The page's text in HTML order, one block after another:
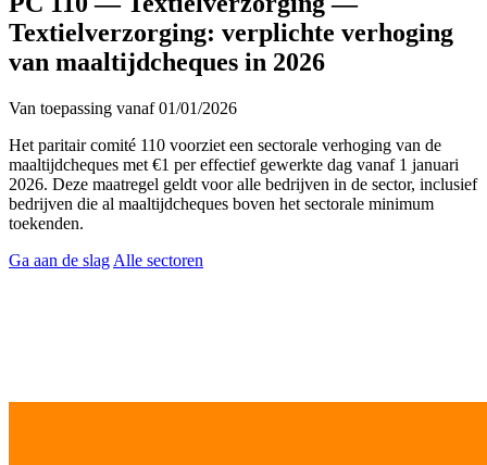
Textielverzorging: verplichte verhoging
van maaltijdcheques in 2026
Van toepassing vanaf 01/01/2026
Het paritair comité 110 voorziet een sectorale verhoging van de
maaltijdcheques met €1 per effectief gewerkte dag vanaf 1 januari
2026. Deze maatregel geldt voor alle bedrijven in de sector, inclusief
bedrijven die al maaltijdcheques boven het sectorale minimum
toekenden.
Ga aan de slag Alle sectoren